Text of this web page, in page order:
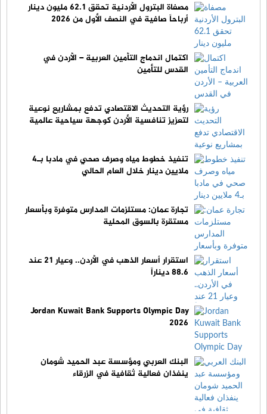
مصفاة البترول الأردنية تحقق 62.1 مليون دينار
أرباحاً صافية في النصف الأول من 2026
اكتمال اندماج التأمين العربية – الأردن في
القدس للتأمين
رؤية التحديث الاقتصادي تدفع بمشاريع نوعية
لتعزيز تنافسية الأردن كوجهة سياحية عالمية
تنفيذ خطوط مياه وصرف صحي في مادبا بـ4
ملايين دينار خلال العام الحالي
تجارة عمان: مستلزمات المدارس متوفرة وبأسعار
مستقرة بالسوق المحلية
استقرار أسعار الذهب في الأردن.. وعيار 21 عند
88.6 ديناراً
Jordan Kuwait Bank Supports Olympic Day
2026
البنك العربي ومؤسسة عبد الحميد شومان
ينفذان فعالية ثقافية في الزرقاء